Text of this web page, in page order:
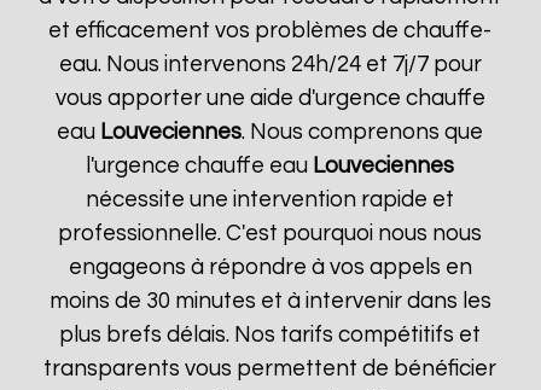
et efficacement vos problèmes de chauffe-
eau. Nous intervenons 24h/24 et 7j/7 pour
vous apporter une aide d'urgence chauffe
eau Louveciennes. Nous comprenons que
l'urgence chauffe eau Louveciennes
nécessite une intervention rapide et
professionnelle. C'est pourquoi nous nous
engageons à répondre à vos appels en
moins de 30 minutes et à intervenir dans les
plus brefs délais. Nos tarifs compétitifs et
transparents vous permettent de bénéficier